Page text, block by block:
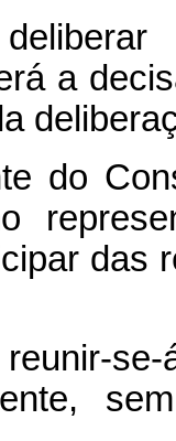
a
do
das